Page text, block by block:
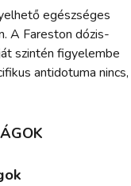
egészséges
A Fareston dózis-
szintén figyelembe
antidotuma nincs,